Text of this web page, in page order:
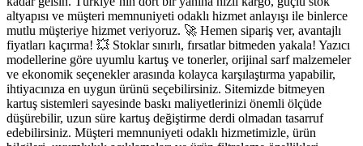
altyapısı ve müşteri memnuniyeti odaklı hizmet anlayışı ile binlerce
mutlu müşteriye hizmet veriyoruz. 🚀 Hemen sipariş ver, avantajlı
fiyatları kaçırma! 💥 Stoklar sınırlı, fırsatlar bitmeden yakala! Yazıcı
modellerine göre uyumlu kartuş ve tonerler, orijinal sarf malzemeler
ve ekonomik seçenekler arasında kolayca karşılaştırma yapabilir,
ihtiyacınıza en uygun ürünü seçebilirsiniz. Sitemizde bitmeyen
kartuş sistemleri sayesinde baskı maliyetlerinizi önemli ölçüde
düşürebilir, uzun süre kartuş değiştirme derdi olmadan tasarruf
edebilirsiniz. Müşteri memnuniyeti odaklı hizmetimizle, ürün